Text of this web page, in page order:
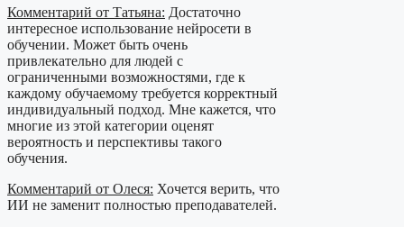
Комментарий от Татьяна: Достаточно
интересное использование нейросети в
обучении. Может быть очень
привлекательно для людей с
ограниченными возможностями, где к
каждому обучаемому требуется корректный
индивидуальный подход. Мне кажется, что
многие из этой категории оценят
вероятность и перспективы такого
обучения.
Комментарий от Олеся: Хочется верить, что
ИИ не заменит полностью преподавателей.